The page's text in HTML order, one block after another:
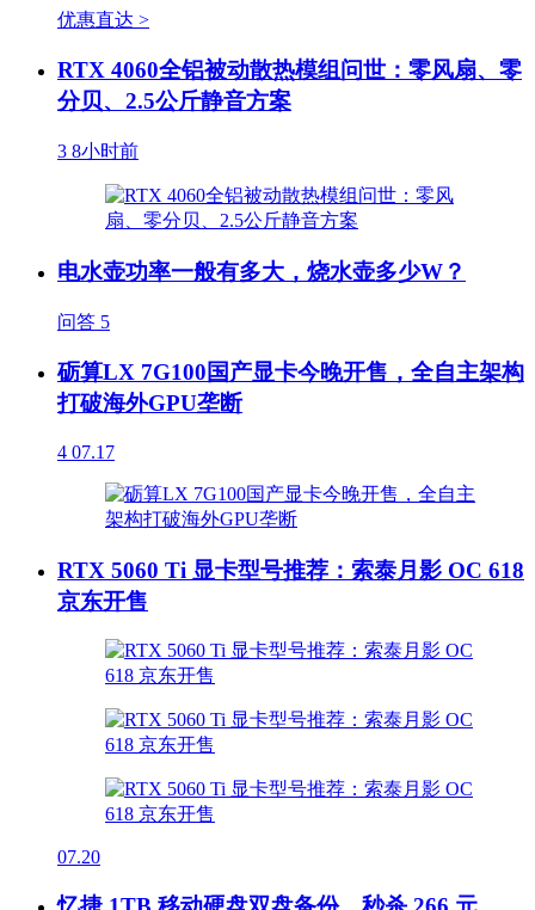
优惠直达 >
RTX 4060全铝被动散热模组问世：零风扇、零
分贝、2.5公斤静音方案
3 8小时前
电水壶功率一般有多大，烧水壶多少W？
问答 5
砺算LX 7G100国产显卡今晚开售，全自主架构
打破海外GPU垄断
4 07.17
RTX 5060 Ti 显卡型号推荐：索泰月影 OC 618
京东开售
07.20